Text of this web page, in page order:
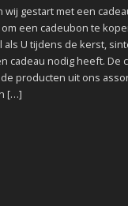
wij gestart met een
een cadeubon te
als U tijdens de kerst,
cadeau nodig heeft. De
producten uit ons
[…]